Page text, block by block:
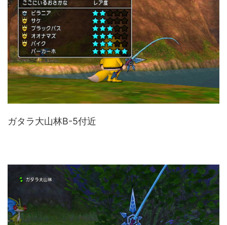
ガタラ大山林B-5付近